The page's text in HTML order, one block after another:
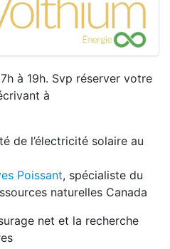
à 19h. Svp réserver votre
à
de l’électricité solaire au
Poissant, spécialiste du
naturelles Canada
net et la recherche